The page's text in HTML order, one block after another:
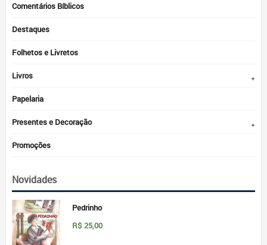
Comentários Bíblicos
Destaques
Folhetos e Livretos
Livros
Papelaria
Presentes e Decoração
Promoções
Novidades
Pedrinho
R$ 25,00